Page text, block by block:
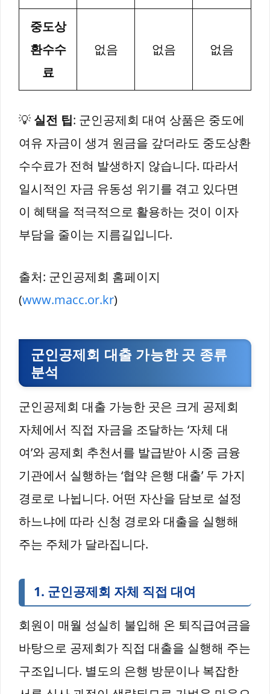
중도상
환수수
료
없음 없음 없음
💡 실전 팁: 군인공제회 대여 상품은 중도에
여유 자금이 생겨 원금을 갚더라도 중도상환
수수료가 전혀 발생하지 않습니다. 따라서
일시적인 자금 유동성 위기를 겪고 있다면
이 혜택을 적극적으로 활용하는 것이 이자
부담을 줄이는 지름길입니다.
출처: 군인공제회 홈페이지
(www.macc.or.kr)
군인공제회 대출 가능한 곳 종류
분석
군인공제회 대출 가능한 곳은 크게 공제회
자체에서 직접 자금을 조달하는 ‘자체 대
여’와 공제회 추천서를 발급받아 시중 금융
기관에서 실행하는 ‘협약 은행 대출’ 두 가지
경로로 나뉩니다. 어떤 자산을 담보로 설정
하느냐에 따라 신청 경로와 대출을 실행해
주는 주체가 달라집니다.
1. 군인공제회 자체 직접 대여
회원이 매월 성실히 불입해 온 퇴직급여금을
바탕으로 공제회가 직접 대출을 실행해 주는
구조입니다. 별도의 은행 방문이나 복잡한